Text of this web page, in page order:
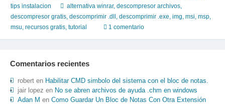
winzip
que
sean
gratis
tips instalacion
alternativa winrar, descompresor archivos,
descompresor gratis, descomprimir .dll , descomprimir .exe, img, msi, msp,
msu, recursos gratis, tutorial 1 comentario
Comentarios recientes
roberten Habilitar CMD simbolo del sistema con el bloc de notas.
jair lopez en No se abren archivos de ayuda .chm en windows
Adan M en Como Guardar Un Bloc de Notas Con Otra Extensión